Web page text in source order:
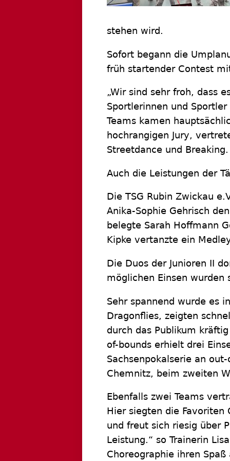
stehen wird.
Sofort begann die
früh startender Contest
„Wir sind sehr froh, dass
Sportlerinnen und
Teams kamen
hochrangigen Jury,
Streetdance und Breaking.
Auch die Leistungen der
Die TSG Rubin Zwickau
Anika-Sophie Gehrisch
belegte Sarah Hoffmann
Kipke vertanzte ein
Die Duos der Junioren II
möglichen Einsen wurden
Sehr spannend wurde es
Dragonflies, zeigten
durch das Publikum
of-bounds erhielt drei
Sachsenpokalserie an
Chemnitz, beim zweiten
Ebenfalls zwei Teams
Hier siegten die Favoriten
und freut sich riesig über
Leistung.“ so Trainerin
Choreographie ihren Spaß